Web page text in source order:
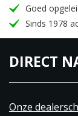
Goed
Sinds 1978
DIRECT
Onze